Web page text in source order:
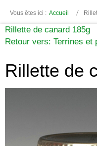
Vous êtes ici : Accueil
Rillette de canard 185g
Retour vers: Terrines et
Rillette de